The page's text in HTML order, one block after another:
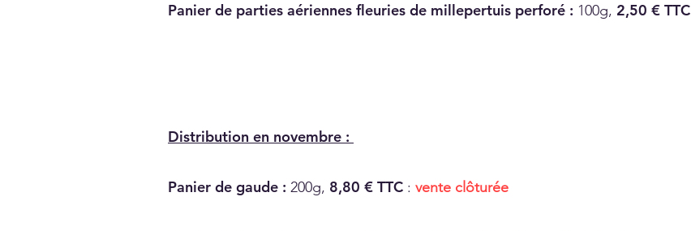
Panier de parties aériennes fleuries de millepertuis perforé : 100g, 2,50 € TTC
Distribution en novembre :
Panier de gaude : 200g, 8,80 € TTC : vente clôturée